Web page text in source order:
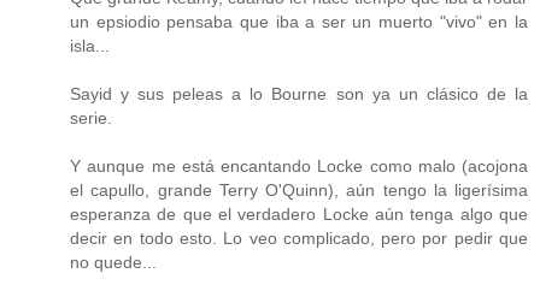
un epsiodio pensaba que iba a ser un muerto "vivo" en la
isla...
Sayid y sus peleas a lo Bourne son ya un clásico de la
serie.
Y aunque me está encantando Locke como malo (acojona
el capullo, grande Terry O'Quinn), aún tengo la ligerísima
esperanza de que el verdadero Locke aún tenga algo que
decir en todo esto. Lo veo complicado, pero por pedir que
no quede...